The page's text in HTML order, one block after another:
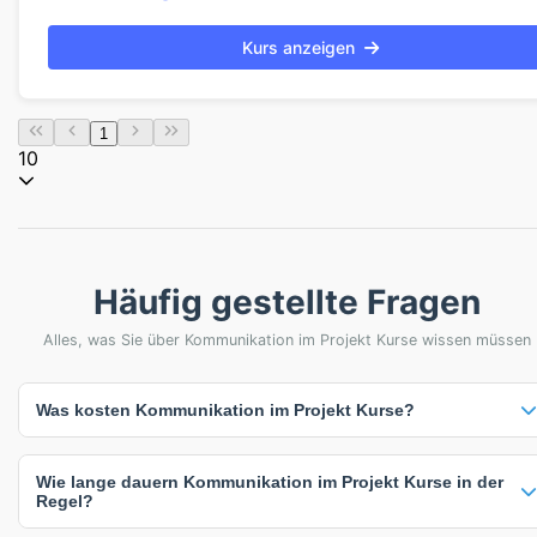
Kurs anzeigen
1
10
Häufig gestellte Fragen
Alles, was Sie über Kommunikation im Projekt Kurse wissen müssen
Was kosten Kommunikation im Projekt Kurse?
1.826,77 € bis 1.844,5 €. Der durchschnittliche Preis liegt bei
1.835,63 €. Viele Anbieter bieten auch individuelle Preise auf Anfrage
Wie lange dauern Kommunikation im Projekt Kurse in der
Regel?